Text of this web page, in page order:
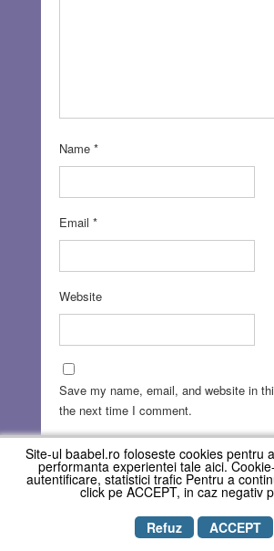
Name *
Email *
Website
Save my name, email, and website in
the next time I comment.
Copyright © REVISTA
Site-ul baabel.ro foloseste cookies pentru
performanta experientei tale aici.
autentificare, statistici trafic Pentru a
click pe ACCEPT, in caz negativ
Refuz
ACCEPT